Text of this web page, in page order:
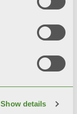
Show details